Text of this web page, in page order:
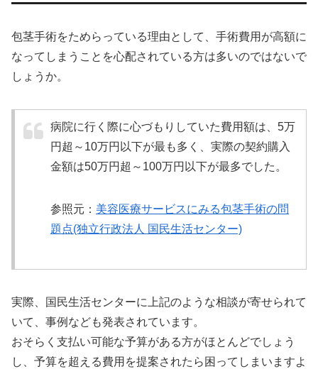
包茎手術をためらっている理由として、手術費用が高額に
なってしまうことを心配されている方は多いのではないで
しょうか。
病院に行く際に心づもりしていた費用額は、5万
円超～10万円以下が最も多く、実際の契約購入
金額は50万円超～100万円以下が最多でした。
参照元： 美容医療サービスにみる包茎手術の問
題点(独立行政法人 国民生活センター)
実際、国民生活センターに上記のような相談が寄せられて
いて、事例なども発表されています。
おそらく支払い可能な予算がある方がほとんどでしょう
し、予算を超える費用を提案されたら困ってしまいますよ